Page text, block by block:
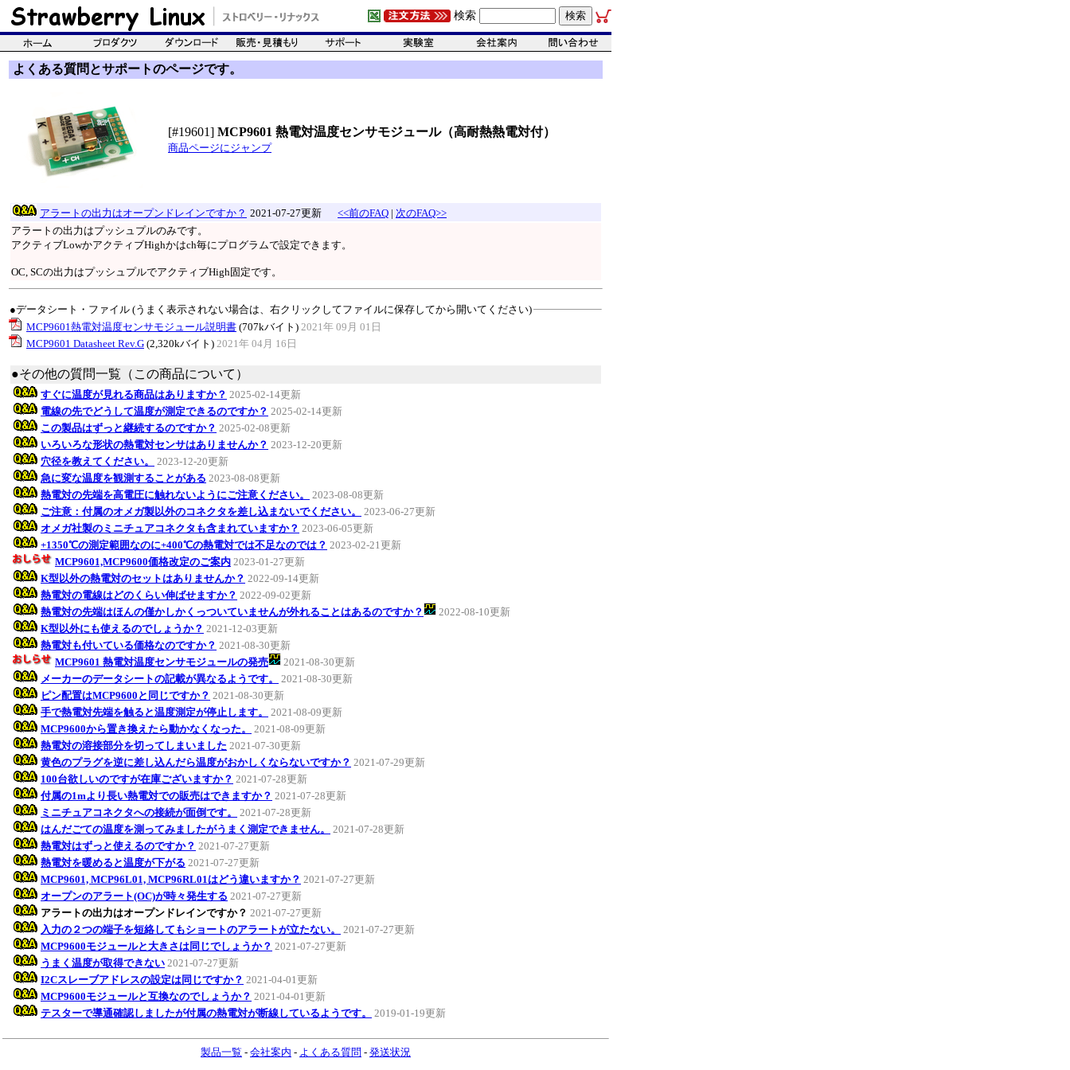
検索
よくある質問とサポートのページです。
[#19601] MCP9601 熱電対温度センサモジュール（高耐熱熱電対付）
商品ページにジャンプ
アラートの出力はオープンドレインですか？ 2021-07-27更新 <<前のFAQ | 次のFAQ>>
アラートの出力はプッシュプルのみです。
アクティブLowかアクティブHighかはch毎にプログラムで設定できます。
OC, SCの出力はプッシュプルでアクティブHigh固定です。
●データシート・ファイル (うまく表示されない場合は、右クリックしてファイルに保存してから開いてください)
MCP9601熱電対温度センサモジュール説明書 (707kバイト) 2021年 09月 01日
MCP9601 Datasheet Rev.G (2,320kバイト) 2021年 04月 16日
●その他の質問一覧（この商品について）
すぐに温度が見れる商品はありますか？ 2025-02-14更新
電線の先でどうして温度が測定できるのですか？ 2025-02-14更新
この製品はずっと継続するのですか？ 2025-02-08更新
いろいろな形状の熱電対センサはありませんか？ 2023-12-20更新
穴径を教えてください。
2023-12-20更新
急に変な温度を観測することがある 2023-08-08更新
熱電対の先端を高電圧に触れないようにご注意ください。
2023-08-08更新
ご注意：付属のオメガ製以外のコネクタを差し込まないでください。
2023-06-27更新
オメガ社製のミニチュアコネクタも含まれていますか？ 2023-06-05更新
+1350℃の測定範囲なのに+400℃の熱電対では不足なのでは？ 2023-02-21更新
MCP9601,MCP9600価格改定のご案内 2023-01-27更新
K型以外の熱電対のセットはありませんか？ 2022-09-14更新
熱電対の電線はどのくらい伸ばせますか？ 2022-09-02更新
熱電対の先端はほんの僅かしかくっついていませんが外れることはあるのですか？
2022-08-10更新
K型以外にも使えるのでしょうか？ 2021-12-03更新
熱電対も付いている価格なのですか？ 2021-08-30更新
MCP9601 熱電対温度センサモジュールの発売
2021-08-30更新
メーカーのデータシートの記載が異なるようです。
2021-08-30更新
ピン配置はMCP9600と同じですか？ 2021-08-30更新
手で熱電対先端を触ると温度測定が停止します。
2021-08-09更新
MCP9600から置き換えたら動かなくなった。
2021-08-09更新
熱電対の溶接部分を切ってしまいました 2021-07-30更新
黄色のプラグを逆に差し込んだら温度がおかしくならないですか？ 2021-07-29更新
100台欲しいのですが在庫ございますか？ 2021-07-28更新
付属の1mより長い熱電対での販売はできますか？ 2021-07-28更新
ミニチュアコネクタへの接続が面倒です。
2021-07-28更新
はんだごての温度を測ってみましたがうまく測定できません。
2021-07-28更新
熱電対はずっと使えるのですか？ 2021-07-27更新
熱電対を暖めると温度が下がる 2021-07-27更新
MCP9601, MCP96L01, MCP96RL01はどう違いますか？ 2021-07-27更新
オープンのアラート(OC)が時々発生する 2021-07-27更新
アラートの出力はオープンドレインですか？ 2021-07-27更新
入力の２つの端子を短絡してもショートのアラートが立たない。
2021-07-27更新
MCP9600モジュールと大きさは同じでしょうか？ 2021-07-27更新
うまく温度が取得できない 2021-07-27更新
I2Cスレーブアドレスの設定は同じですか？ 2021-04-01更新
MCP9600モジュールと互換なのでしょうか？ 2021-04-01更新
テスターで導通確認しましたが付属の熱電対が断線しているようです。
2019-01-19更新
製品一覧 - 会社案内 - よくある質問 - 発送状況